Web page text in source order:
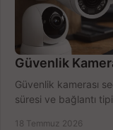
Güvenlik
Güvenlik kamerası
süresi ve bağlantı
18 Temmuz 2026